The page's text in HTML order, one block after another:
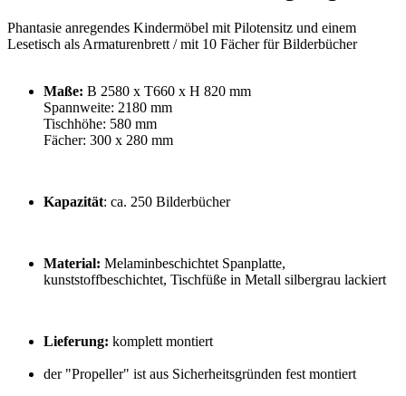
Phantasie anregendes Kindermöbel mit Pilotensitz und einem
Lesetisch als Armaturenbrett / mit 10 Fächer für Bilderbücher
Maße: B 2580 x T660 x H 820 mm
Spannweite: 2180 mm
Tischhöhe: 580 mm
Fächer: 300 x 280 mm
Kapazität: ca. 250 Bilderbücher
Material: Melaminbeschichtet Spanplatte,
kunststoffbeschichtet, Tischfüße in Metall silbergrau lackiert
Lieferung: komplett montiert
der "Propeller" ist aus Sicherheitsgründen fest montiert